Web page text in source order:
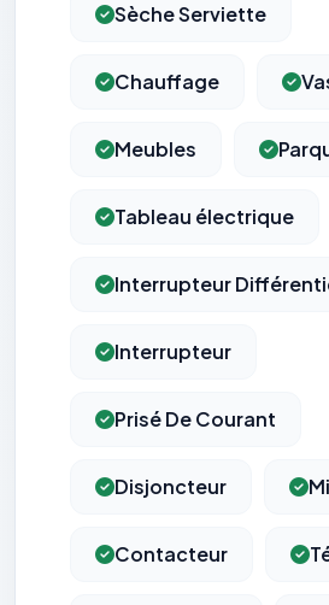
Sèche Serviette
Chauffage
Meubles
Tableau électrique
Interrupteur
Interrupteur
Prisé De Courant
Disjoncteur
Contacteur